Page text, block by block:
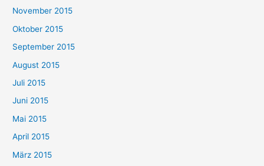
November 2015
Oktober 2015
September 2015
August 2015
Juli 2015
Juni 2015
Mai 2015
April 2015
März 2015